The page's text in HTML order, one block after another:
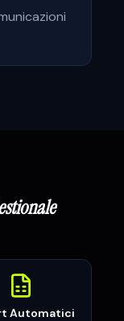
Automatici